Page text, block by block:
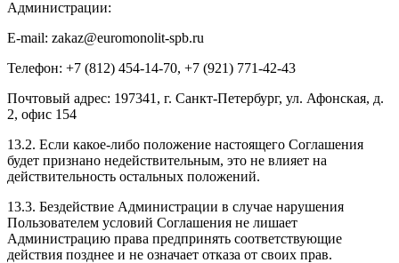
Администрации:
E-mail: zakaz@euromonolit-spb.ru
Телефон: +7 (812) 454-14-70, +7 (921) 771-42-43
Почтовый адрес: 197341, г. Санкт-Петербург, ул. Афонская, д.
2, офис 154
13.2. Если какое-либо положение настоящего Соглашения
будет признано недействительным, это не влияет на
действительность остальных положений.
13.3. Бездействие Администрации в случае нарушения
Пользователем условий Соглашения не лишает
Администрацию права предпринять соответствующие
действия позднее и не означает отказа от своих прав.